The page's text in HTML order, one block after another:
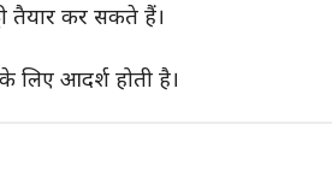
तैयार कर सकते हैं।
लिए आदर्श होती है।